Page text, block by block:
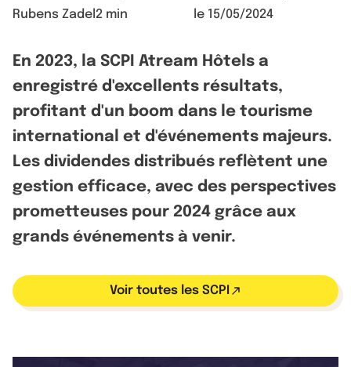
Rubens Zadel 2 min le 15/05/2024
En 2023, la SCPI Atream Hôtels a
enregistré d'excellents résultats,
profitant d'un boom dans le tourisme
international et d'événements majeurs.
Les dividendes distribués reflètent une
gestion efficace, avec des perspectives
prometteuses pour 2024 grâce aux
grands événements à venir.
Voir toutes les SCPI